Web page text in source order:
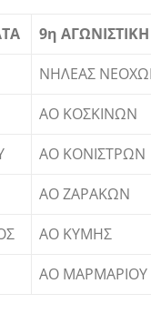
9η ΑΓΩΝΙΣΤΙΚΗ
ΝΗΛΕΑΣ
ΑΟ ΚΟΣΚΙΝΩΝ
ΑΟ ΚΟΝΙΣΤΡΩΝ
ΑΟ ΖΑΡΑΚΩΝ
ΑΟ ΚΥΜΗΣ
ΑΟ ΜΑΡΜΑΡΙΟΥ